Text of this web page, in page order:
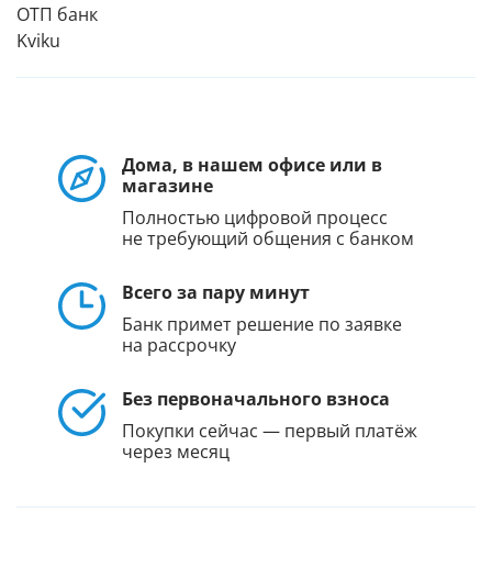
ОТП банк
Kviku
Дома, в нашем офисе или в
магазине
Полностью цифровой процесс
не требующий общения с банком
Всего за пару минут
Банк примет решение по заявке
на рассрочку
Без первоначального взноса
Покупки сейчас — первый платёж
через месяц